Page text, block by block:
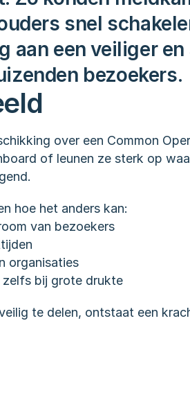
snel
aan een veiliger
bezoekers.
over een Common
of leunen ze sterk op
hoe het anders kan:
van bezoekers
organisaties
zelfs bij grote drukte
te delen, ontstaat een